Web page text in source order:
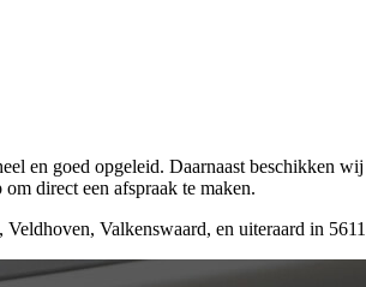
goed opgeleid. Daarnaast beschikken
direct een afspraak te maken.
Valkenswaard, en uiteraard in